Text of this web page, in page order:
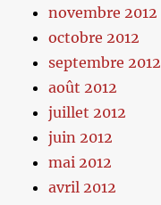
novembre 2012
octobre 2012
septembre 2012
août 2012
juillet 2012
juin 2012
mai 2012
avril 2012